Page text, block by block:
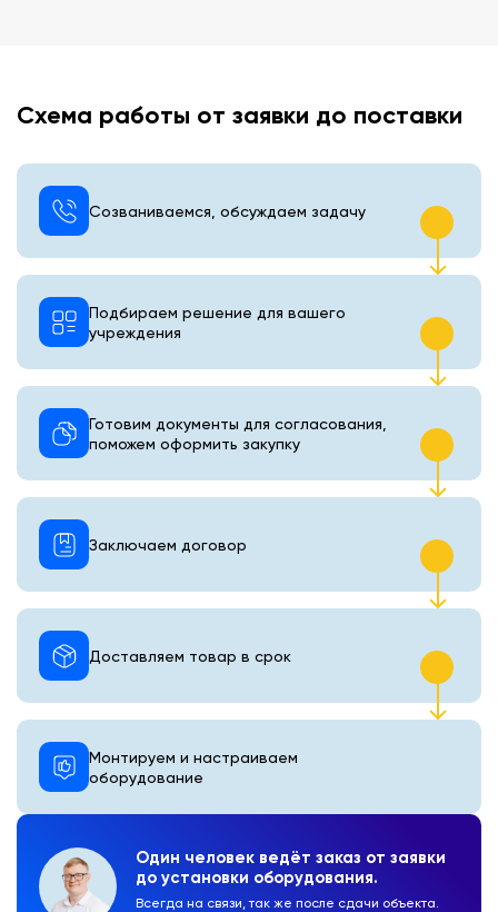
Схема работы от заявки до поставки
Один человек ведёт заказ от заявки
до установки оборудования.
Всегда на связи, так же после сдачи объекта.
Созваниваемся, обсуждаем задачу
Подбираем решение для вашего
учреждения
Готовим документы для согласования,
поможем оформить закупку
Монтируем и настраиваем
оборудование
Доставляем товар в срок
Заключаем договор